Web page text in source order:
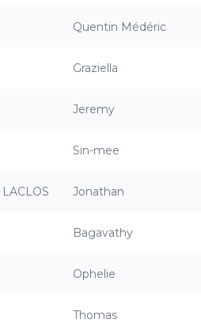
Quentin Médéric
Graziella
Jeremy
Sin-mee
Jonathan
Bagavathy
Ophelie
Thomas